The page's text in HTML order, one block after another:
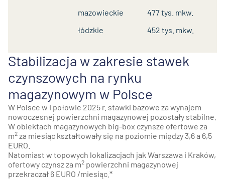
mazowieckie
łódzkie
477 tys. mkw.
452 tys. mkw.
Stabilizacja w zakresie stawek
czynszowych na rynku
magazynowym w Polsce
W Polsce w I połowie 2025 r. stawki bazowe za wynajem
nowoczesnej powierzchni magazynowej pozostały stabilne.
W obiektach magazynowych big-box czynsze ofertowe za
m2 za miesiąc kształtowały się na poziomie między 3,6 a 6,5
EURO.
Natomiast w topowych lokalizacjach jak Warszawa i Kraków,
ofertowy czynsz za m2 powierzchni magazynowej
przekraczał 6 EURO /miesiąc.*